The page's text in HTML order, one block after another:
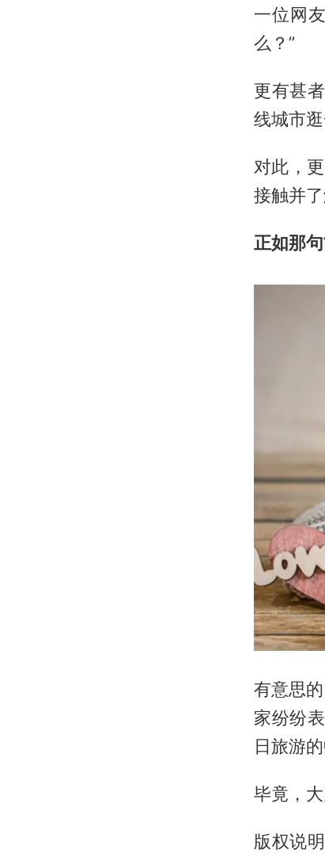
一位网
么？”
更有甚
线城市
对此，
接触并
正如那
有意思
家纷纷
日旅游
毕竟，
版权说